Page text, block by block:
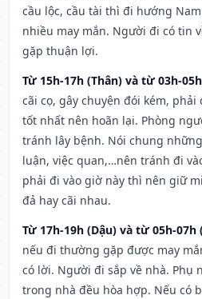
cầu lộc, cầu tài thì đi hướng
nhiều may mắn. Người đi có tin
gặp thuận lợi.
Từ 15h-17h (Thân) và từ 03h-
cãi cọ, gây chuyện đói kém,
tốt nhất nên hoãn lại. Phòng
tránh lây bệnh. Nói chung
luận, việc quan,…nên tránh đi
phải đi vào giờ này thì nên giữ
đả hay cãi nhau.
Từ 17h-19h (Dậu) và từ 05h-07h
nếu đi thường gặp được may
có lời. Người đi sắp về nhà. Phụ
trong nhà đều hòa hợp. Nếu có